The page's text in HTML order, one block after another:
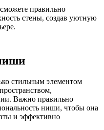
правильно
стены, создав уютную
стильным элементом
Важно правильно
ниши, чтобы она
и эффективно